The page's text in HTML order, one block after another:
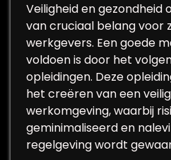
Veiligheid en gezondheid
van cruciaal belang voor
werkgevers. Een goede
voldoen is door het
opleidingen. Deze
het creëren van een
werkomgeving, waarbij
geminimaliseerd en
regelgeving wordt